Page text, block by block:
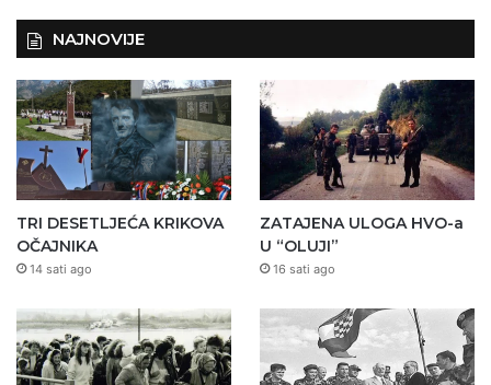
NAJNOVIJE
TRI DESETLJEĆA KRIKOVA
OČAJNIKA
14 sati ago
ZATAJENA ULOGA HVO-a
U “OLUJI”
16 sati ago